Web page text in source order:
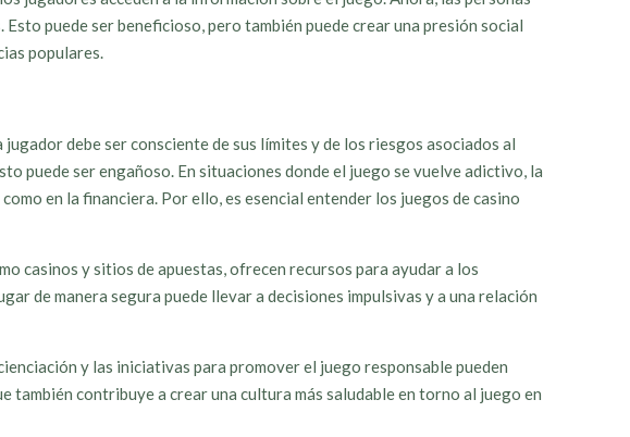
puede ser beneficioso, pero también puede crear una presión social
populares.
debe ser consciente de sus límites y de los riesgos asociados al
puede ser engañoso. En situaciones donde el juego se vuelve adictivo, la
en la financiera. Por ello, es esencial entender los juegos de casino
casinos y sitios de apuestas, ofrecen recursos para ayudar a los
de manera segura puede llevar a decisiones impulsivas y a una relación
y las iniciativas para promover el juego responsable pueden
también contribuye a crear una cultura más saludable en torno al juego en